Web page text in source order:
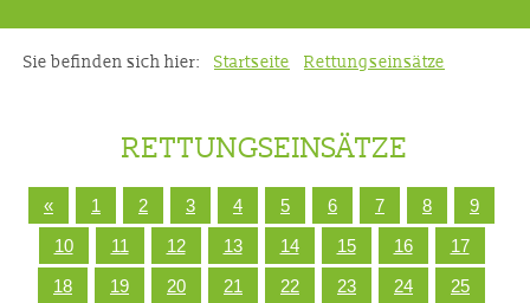
Sie befinden sich hier: Startseite Rettungseinsätze
RETTUNGSEINSÄTZE
« 1 2 3 4 5 6 7 8
9
10
11 12 13 14 15 16
17
18
19 20 21 22 23 24
25